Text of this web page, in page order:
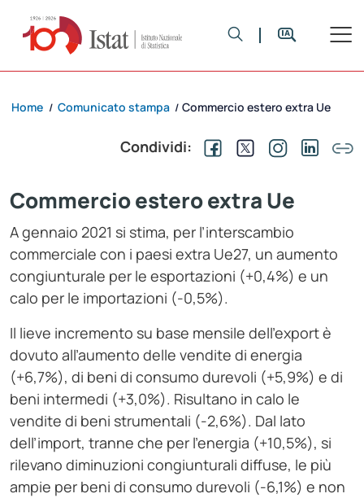
Home / Comunicato stampa / Commercio estero extra Ue
Condividi:
Commercio estero extra Ue
A gennaio 2021 si stima, per l’interscambio
commerciale con i paesi extra Ue27, un aumento
congiunturale per le esportazioni (+0,4%) e un
calo per le importazioni (-0,5%).
Il lieve incremento su base mensile dell’export è
dovuto all’aumento delle vendite di energia
(+6,7%), di beni di consumo durevoli (+5,9%) e di
beni intermedi (+3,0%). Risultano in calo le
vendite di beni strumentali (-2,6%). Dal lato
dell’import, tranne che per l’energia (+10,5%), si
rilevano diminuzioni congiunturali diffuse, le più
ampie per beni di consumo durevoli (-6,1%) e non